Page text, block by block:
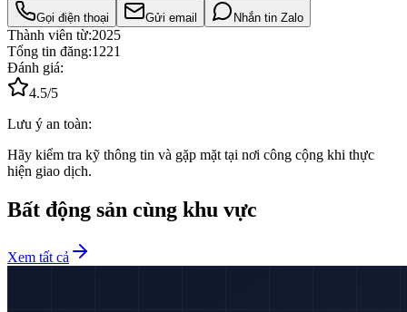
Gọi điện thoại Gửi email Nhắn tin Zalo
Thành viên từ:2025
Tổng tin đăng:1221
Đánh giá:
4.5/5
Lưu ý an toàn:
Hãy kiểm tra kỹ thông tin và gặp mặt tại nơi công cộng khi thực
hiện giao dịch.
Bất động sản cùng khu vực
Xem tất cả